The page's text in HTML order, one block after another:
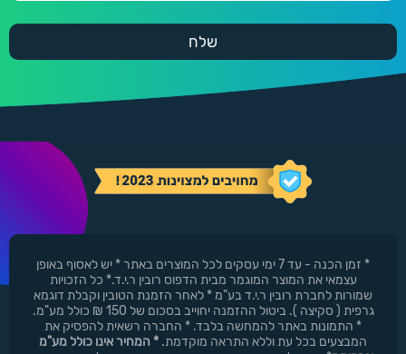
* זמן הכנה - עד 7 ימי עסקים לכל המוצרים באתר * יש לאסוף באופן
עצמאי את המוצר המוגמר מבית הדפוס רובין ר.י.ד.* כל הזכויות
שמורות לחברת רובין ר.י.ד בע"מ * לאחר הזמנת הטובין וקבלת דוגמא
גרפית ( סקיצה ). ביטול ההזמנה יחוייב בסכום של 150 ₪ כולל מע"מ.
* התמונות באתר להמחשה בלבד. * החברה רשאית להפסיק את
המבצעים בכל עת וללא התראה מוקדמת. * המחיר אינו כולל מע"מ